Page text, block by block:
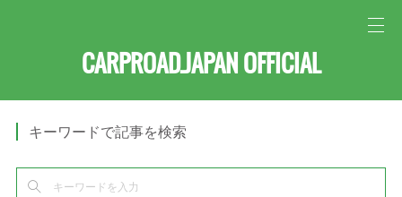
CARPROAD.JAPAN OFFICIAL
キーワードで記事を検索